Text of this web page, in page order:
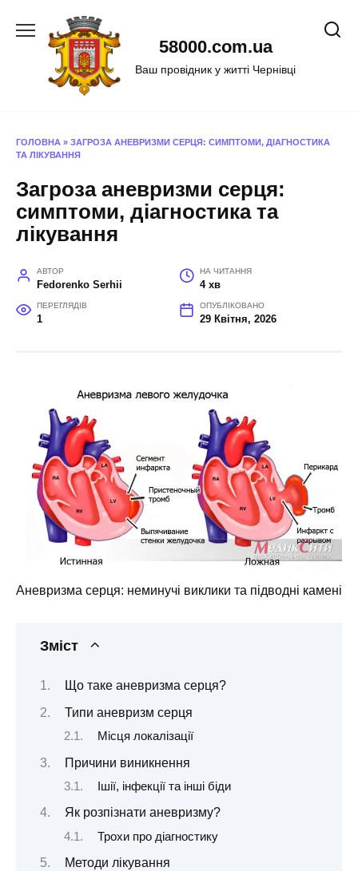
58000.com.ua
Ваш провідник у житті Чернівці
ГОЛОВНА » ЗАГРОЗА АНЕВРИЗМИ СЕРЦЯ: СИМПТОМИ, ДІАГНОСТИКА
ТА ЛІКУВАННЯ
Загроза аневризми серця:
симптоми, діагностика та
лікування
АВТОР
Fedorenko Serhii
НА ЧИТАННЯ
4 хв
ПЕРЕГЛЯДІВ
1
ОПУБЛІКОВАНО
29 Квітня, 2026
Аневризма серця: неминучі виклики та підводні камені
Зміст
Що таке аневризма серця?
Типи аневризм серця
Місця локалізації
Причини виникнення
Ішії, інфекції та інші біди
Як розпізнати аневризму?
Трохи про діагностику
Методи лікування